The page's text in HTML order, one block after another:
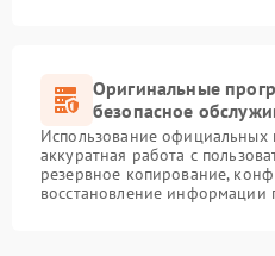
Оригинальные
безопасное
Использование
аккуратная работа с
резервное копирование,
восстановление информации